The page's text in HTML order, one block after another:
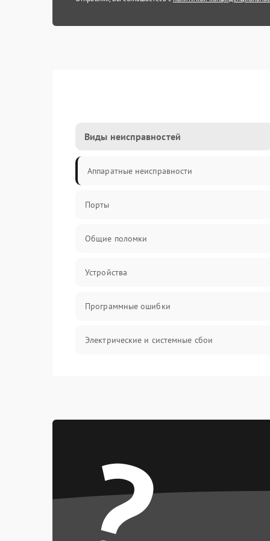
Виды неисправностей
Аппаратные неисправности
Порты
Общие поломки
Устройства
Программные ошибки
Электрические и системные сбои
Система охлаждения